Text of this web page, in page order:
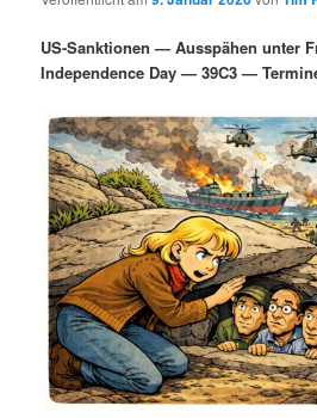
m
r
e
n
I
n
h
u
d
ä
r
e
n
I
n
a
g
a
o
n
US-Sanktionen — Ausspähen unter
Independence Day — 39C3 —